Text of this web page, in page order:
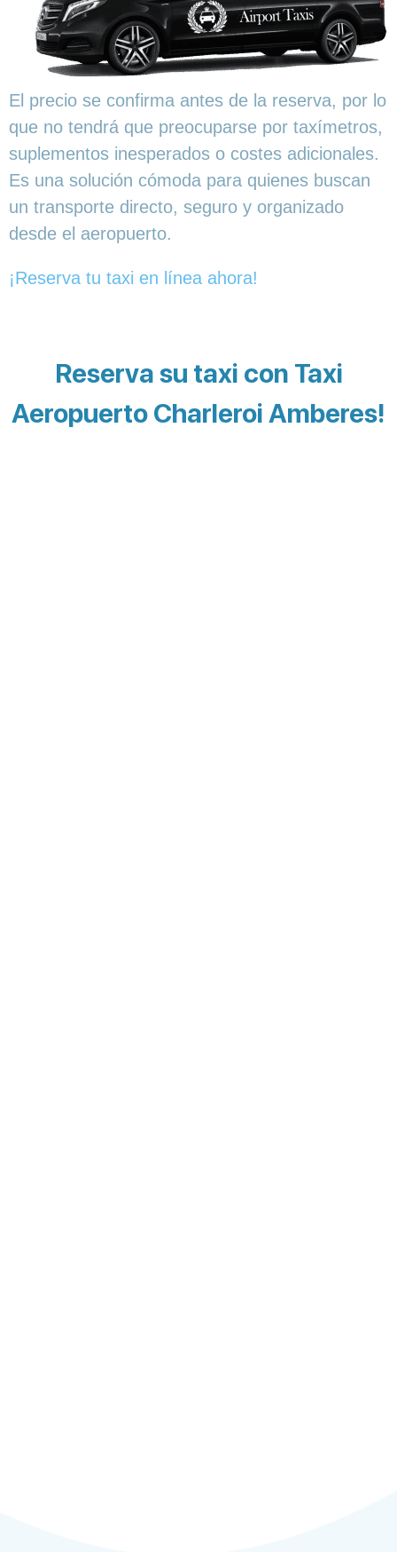
El precio se confirma antes de la reserva, por lo
que no tendrá que preocuparse por taxímetros,
suplementos inesperados o costes adicionales.
Es una solución cómoda para quienes buscan
un transporte directo, seguro y organizado
desde el aeropuerto.
¡Reserva tu taxi en línea ahora!
Reserva su taxi con Taxi
Aeropuerto Charleroi Amberes!